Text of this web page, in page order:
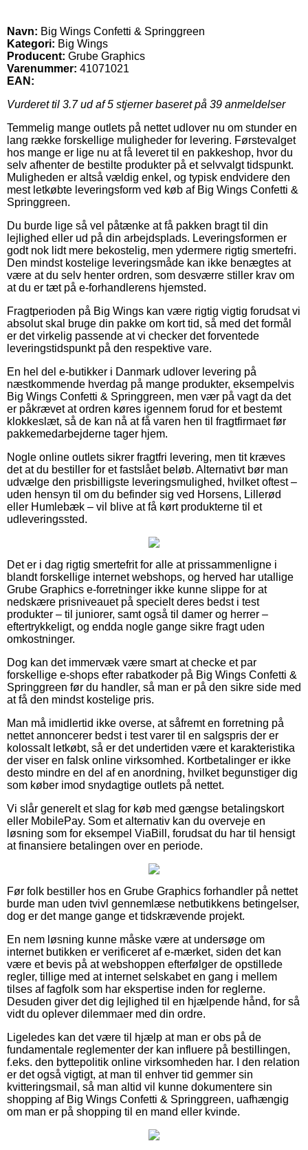
Navn: Big Wings Confetti & Springgreen
Kategori: Big Wings
Producent: Grube Graphics
Varenummer: 41071021
EAN:
Vurderet til 3.7ud af 5 stjerner baseret på 39 anmeldelser
Temmelig mange outlets på nettet udlover nu om stunder en
lang række forskellige muligheder for levering. Førstevalget
hos mange er lige nu at få leveret til en pakkeshop, hvor du
selv afhenter de bestilte produkter på et selvvalgt tidspunkt.
Muligheden er altså vældig enkel, og typisk endvidere den
mest letkøbte leveringsform ved køb af Big Wings Confetti &
Springgreen.
Du burde lige så vel påtænke at få pakken bragt til din
lejlighed eller ud på din arbejdsplads. Leveringsformen er
godt nok lidt mere bekostelig, men ydermere rigtig smertefri.
Den mindst kostelige leveringsmåde kan ikke benægtes at
være at du selv henter ordren, som desværre stiller krav om
at du er tæt på e-forhandlerens hjemsted.
Fragtperioden på Big Wings kan være rigtig vigtig forudsat vi
absolut skal bruge din pakke om kort tid, så med det formål
er det virkelig passende at vi checker det forventede
leveringstidspunkt på den respektive vare.
En hel del e-butikker i Danmark udlover levering på
næstkommende hverdag på mange produkter, eksempelvis
Big Wings Confetti & Springgreen, men vær på vagt da det
er påkrævet at ordren køres igennem forud for et bestemt
klokkeslæt, så de kan nå at få varen hen til fragtfirmaet før
pakkemedarbejderne tager hjem.
Nogle online outlets sikrer fragtfri levering, men tit kræves
det at du bestiller for et fastslået beløb. Alternativt bør man
udvælge den prisbilligste leveringsmulighed, hvilket oftest –
uden hensyn til om du befinder sig ved Horsens, Lillerød
eller Humlebæk – vil blive at få kørt produkterne til et
udleveringssted.
Det er i dag rigtig smertefrit for alle at prissammenligne i
blandt forskellige internet webshops, og herved har utallige
Grube Graphics e-forretninger ikke kunne slippe for at
nedskære prisniveauet på specielt deres bedst i test
produkter – til juniorer, samt også til damer og herrer –
eftertrykkeligt, og endda nogle gange sikre fragt uden
omkostninger.
Dog kan det immervæk være smart at checke et par
forskellige e-shops efter rabatkoder på Big Wings Confetti &
Springgreen før du handler, så man er på den sikre side med
at få den mindst kostelige pris.
Man må imidlertid ikke overse, at såfremt en forretning på
nettet annoncerer bedst i test varer til en salgspris der er
kolossalt letkøbt, så er det undertiden være et karakteristika
der viser en falsk online virksomhed. Kortbetalinger er ikke
desto mindre en del af en anordning, hvilket begunstiger dig
som køber imod snydagtige outlets på nettet.
Vi slår generelt et slag for køb med gængse betalingskort
eller MobilePay. Som et alternativ kan du overveje en
løsning som for eksempel ViaBill, forudsat du har til hensigt
at finansiere betalingen over en periode.
Før folk bestiller hos en Grube Graphics forhandler på nettet
burde man uden tvivl gennemlæse netbutikkens betingelser,
dog er det mange gange et tidskrævende projekt.
En nem løsning kunne måske være at undersøge om
internet butikken er verificeret af e-mærket, siden det kan
være et bevis på at webshoppen efterfølger de opstillede
regler, tillige med at internet selskabet en gang i mellem
tilses af fagfolk som har ekspertise inden for reglerne.
Desuden giver det dig lejlighed til en hjælpende hånd, for så
vidt du oplever dilemmaer med din ordre.
Ligeledes kan det være til hjælp at man er obs på de
fundamentale reglementer der kan influere på bestillingen,
f.eks. den byttepolitik online virksomheden har. I den relation
er det også vigtigt, at man til enhver tid gemmer sin
kvitteringsmail, så man altid vil kunne dokumentere sin
shopping af Big Wings Confetti & Springgreen, uafhængig
om man er på shopping til en mand eller kvinde.